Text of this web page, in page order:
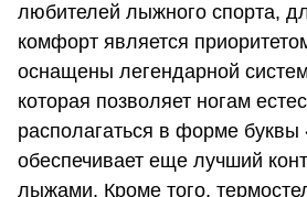
любителей лыжного спорта,
комфорт является
оснащены легендарной
которая позволяет ногам
располагаться в форме буквы
обеспечивает еще лучший
лыжами. Кроме того,